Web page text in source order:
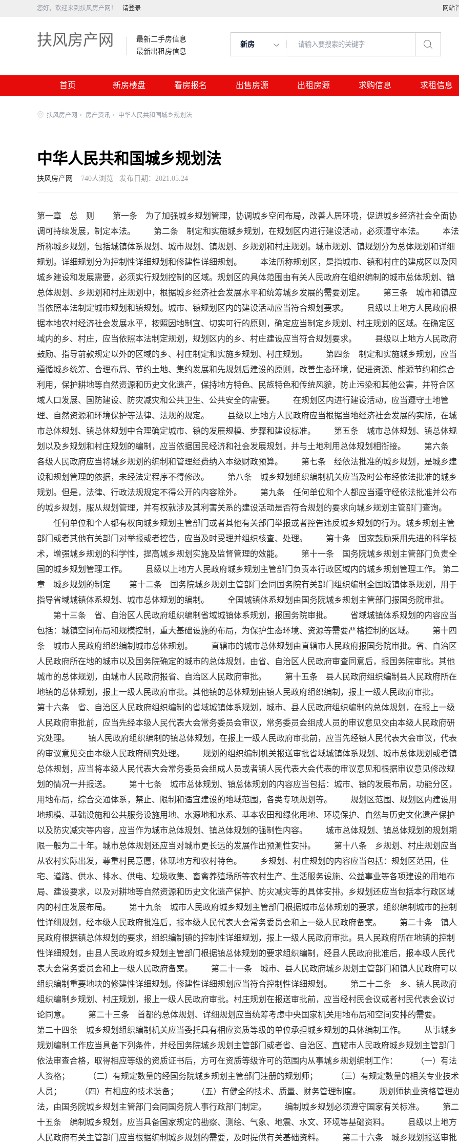
您好，欢迎来到扶风房产网！ 请登录 网站
扶风房产网
最新二手房信息
最新出租房信息
新房
首页 新房楼盘 看房报名 出售房源 出租房源 求购信息 求租信息
扶风房产网 > 房产资讯 > 中华人民共和国城乡规划法
中华人民共和国城乡规划法
扶风房产网 740人浏览 发布日期：2021.05.24
第一章 总 则 第一条 为了加强城乡规划管理，协调城乡空间布局，改善人居环境，促进城乡经济社会全面协
调可持续发展，制定本法。 第二条 制定和实施城乡规划，在规划区内进行建设活动，必须遵守本法。 本法
所称城乡规划，包括城镇体系规划、城市规划、镇规划、乡规划和村庄规划。城市规划、镇规划分为总体规划和详细
规划。详细规划分为控制性详细规划和修建性详细规划。 本法所称规划区，是指城市、镇和村庄的建成区以及因
城乡建设和发展需要，必须实行规划控制的区域。规划区的具体范围由有关人民政府在组织编制的城市总体规划、镇
总体规划、乡规划和村庄规划中，根据城乡经济社会发展水平和统筹城乡发展的需要划定。 第三条 城市和镇应
当依照本法制定城市规划和镇规划。城市、镇规划区内的建设活动应当符合规划要求。 县级以上地方人民政府根
据本地农村经济社会发展水平，按照因地制宜、切实可行的原则，确定应当制定乡规划、村庄规划的区域。在确定区
域内的乡、村庄，应当依照本法制定规划，规划区内的乡、村庄建设应当符合规划要求。 县级以上地方人民政府
鼓励、指导前款规定以外的区域的乡、村庄制定和实施乡规划、村庄规划。 第四条 制定和实施城乡规划，应当
遵循城乡统筹、合理布局、节约土地、集约发展和先规划后建设的原则，改善生态环境，促进资源、能源节约和综合
利用，保护耕地等自然资源和历史文化遗产，保持地方特色、民族特色和传统风貌，防止污染和其他公害，并符合区
域人口发展、国防建设、防灾减灾和公共卫生、公共安全的需要。 在规划区内进行建设活动，应当遵守土地管
理、自然资源和环境保护等法律、法规的规定。 县级以上地方人民政府应当根据当地经济社会发展的实际，在城
市总体规划、镇总体规划中合理确定城市、镇的发展规模、步骤和建设标准。 第五条 城市总体规划、镇总体规
划以及乡规划和村庄规划的编制，应当依据国民经济和社会发展规划，并与土地利用总体规划相衔接。 第六条
各级人民政府应当将城乡规划的编制和管理经费纳入本级财政预算。 第七条 经依法批准的城乡规划，是城乡建
设和规划管理的依据，未经法定程序不得修改。 第八条 城乡规划组织编制机关应当及时公布经依法批准的城乡
规划。但是，法律、行政法规规定不得公开的内容除外。 第九条 任何单位和个人都应当遵守经依法批准并公布
的城乡规划，服从规划管理，并有权就涉及其利害关系的建设活动是否符合规划的要求向城乡规划主管部门查询。
任何单位和个人都有权向城乡规划主管部门或者其他有关部门举报或者控告违反城乡规划的行为。城乡规划主管
部门或者其他有关部门对举报或者控告，应当及时受理并组织核查、处理。 第十条 国家鼓励采用先进的科学技
术，增强城乡规划的科学性，提高城乡规划实施及监督管理的效能。 第十一条 国务院城乡规划主管部门负责全
国的城乡规划管理工作。 县级以上地方人民政府城乡规划主管部门负责本行政区域内的城乡规划管理工作。 第二
章 城乡规划的制定 第十二条 国务院城乡规划主管部门会同国务院有关部门组织编制全国城镇体系规划，用于
指导省域城镇体系规划、城市总体规划的编制。 全国城镇体系规划由国务院城乡规划主管部门报国务院审批。
第十三条 省、自治区人民政府组织编制省域城镇体系规划，报国务院审批。 省域城镇体系规划的内容应当
包括：城镇空间布局和规模控制，重大基础设施的布局，为保护生态环境、资源等需要严格控制的区域。 第十四
条 城市人民政府组织编制城市总体规划。 直辖市的城市总体规划由直辖市人民政府报国务院审批。省、自治区
人民政府所在地的城市以及国务院确定的城市的总体规划，由省、自治区人民政府审查同意后，报国务院审批。其他
城市的总体规划，由城市人民政府报省、自治区人民政府审批。 第十五条 县人民政府组织编制县人民政府所在
地镇的总体规划，报上一级人民政府审批。其他镇的总体规划由镇人民政府组织编制，报上一级人民政府审批。
第十六条 省、自治区人民政府组织编制的省域城镇体系规划，城市、县人民政府组织编制的总体规划，在报上一级
人民政府审批前，应当先经本级人民代表大会常务委员会审议，常务委员会组成人员的审议意见交由本级人民政府研
究处理。 镇人民政府组织编制的镇总体规划，在报上一级人民政府审批前，应当先经镇人民代表大会审议，代表
的审议意见交由本级人民政府研究处理。 规划的组织编制机关报送审批省域城镇体系规划、城市总体规划或者镇
总体规划，应当将本级人民代表大会常务委员会组成人员或者镇人民代表大会代表的审议意见和根据审议意见修改规
划的情况一并报送。 第十七条 城市总体规划、镇总体规划的内容应当包括：城市、镇的发展布局，功能分区，
用地布局，综合交通体系，禁止、限制和适宜建设的地域范围，各类专项规划等。 规划区范围、规划区内建设用
地规模、基础设施和公共服务设施用地、水源地和水系、基本农田和绿化用地、环境保护、自然与历史文化遗产保护
以及防灾减灾等内容，应当作为城市总体规划、镇总体规划的强制性内容。 城市总体规划、镇总体规划的规划期
限一般为二十年。城市总体规划还应当对城市更长远的发展作出预测性安排。 第十八条 乡规划、村庄规划应当
从农村实际出发，尊重村民意愿，体现地方和农村特色。 乡规划、村庄规划的内容应当包括：规划区范围，住
宅、道路、供水、排水、供电、垃圾收集、畜禽养殖场所等农村生产、生活服务设施、公益事业等各项建设的用地布
局、建设要求，以及对耕地等自然资源和历史文化遗产保护、防灾减灾等的具体安排。乡规划还应当包括本行政区域
内的村庄发展布局。 第十九条 城市人民政府城乡规划主管部门根据城市总体规划的要求，组织编制城市的控制
性详细规划，经本级人民政府批准后，报本级人民代表大会常务委员会和上一级人民政府备案。 第二十条 镇人
民政府根据镇总体规划的要求，组织编制镇的控制性详细规划，报上一级人民政府审批。县人民政府所在地镇的控制
性详细规划，由县人民政府城乡规划主管部门根据镇总体规划的要求组织编制，经县人民政府批准后，报本级人民代
表大会常务委员会和上一级人民政府备案。 第二十一条 城市、县人民政府城乡规划主管部门和镇人民政府可以
组织编制重要地块的修建性详细规划。修建性详细规划应当符合控制性详细规划。 第二十二条 乡、镇人民政府
组织编制乡规划、村庄规划，报上一级人民政府审批。村庄规划在报送审批前，应当经村民会议或者村民代表会议讨
论同意。 第二十三条 首都的总体规划、详细规划应当统筹考虑中央国家机关用地布局和空间安排的需要。
第二十四条 城乡规划组织编制机关应当委托具有相应资质等级的单位承担城乡规划的具体编制工作。 从事城乡
规划编制工作应当具备下列条件，并经国务院城乡规划主管部门或者省、自治区、直辖市人民政府城乡规划主管部门
依法审查合格，取得相应等级的资质证书后，方可在资质等级许可的范围内从事城乡规划编制工作： （一）有法
人资格； （二）有规定数量的经国务院城乡规划主管部门注册的规划师； （三）有规定数量的相关专业技术
人员； （四）有相应的技术装备； （五）有健全的技术、质量、财务管理制度。 规划师执业资格管理
法，由国务院城乡规划主管部门会同国务院人事行政部门制定。 编制城乡规划必须遵守国家有关标准。 第二
十五条 编制城乡规划，应当具备国家规定的勘察、测绘、气象、地震、水文、环境等基础资料。 县级以上地方
人民政府有关主管部门应当根据编制城乡规划的需要，及时提供有关基础资料。 第二十六条 城乡规划报送审批